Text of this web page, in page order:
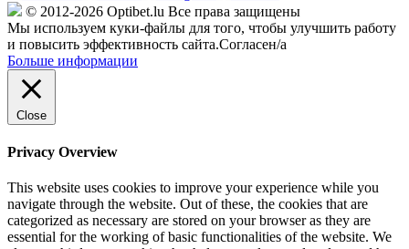
© 2012-2026 Optibet.lu Все права защищены
Мы используем куки-файлы для того, чтобы улучшить работу
и повысить эффективность сайта.Согласен/а
Больше информации
Close
Privacy Overview
This website uses cookies to improve your experience while you
navigate through the website. Out of these, the cookies that are
categorized as necessary are stored on your browser as they are
essential for the working of basic functionalities of the website. We